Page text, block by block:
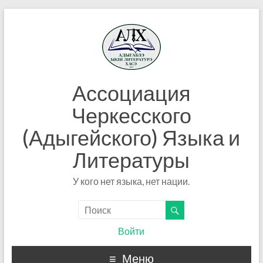
Ассоциация
Черкесского
(Адыгейского) Языка и
Литературы
У кого нет языка, нет нации.
Войти
Меню